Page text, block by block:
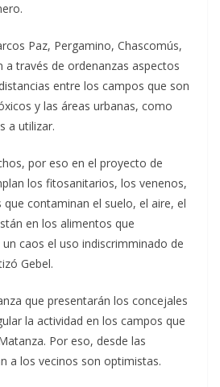
Paz, Pergamino, Chascomús,
través de ordenanzas aspectos
entre los campos que son
y las áreas urbanas, como
a utilizar.
por eso en el proyecto de
los fitosanitarios, los venenos,
que contaminan el suelo, el aire, el
en los alimentos que
caos el uso indiscrimminado de
Gebel.
que presentarán los concejales
la actividad en los campos que
Por eso, desde las
a los vecinos son optimistas.